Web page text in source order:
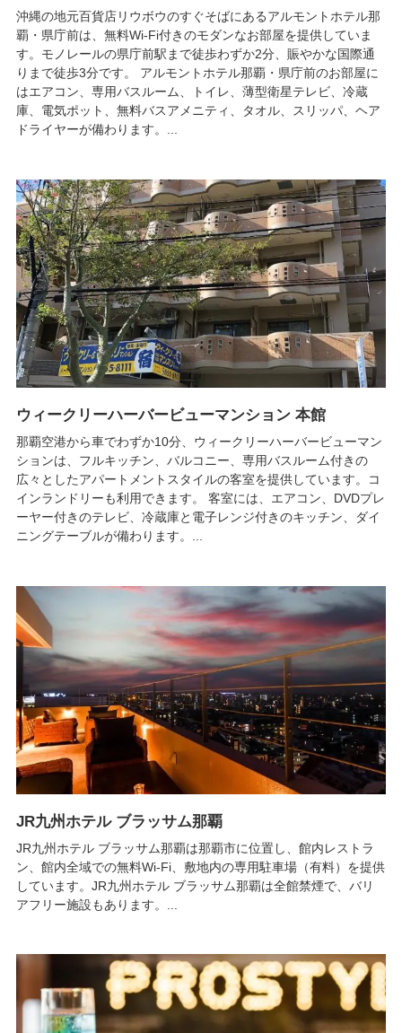
沖縄の地元百貨店リウボウのすぐそばにあるアルモントホテル那
覇・県庁前は、無料Wi-Fi付きのモダンなお部屋を提供していま
す。モノレールの県庁前駅まで徒歩わずか2分、賑やかな国際通
りまで徒歩3分です。 アルモントホテル那覇・県庁前のお部屋に
はエアコン、専用バスルーム、トイレ、薄型衛星テレビ、冷蔵
庫、電気ポット、無料バスアメニティ、タオル、スリッパ、ヘア
ドライヤーが備わります。...
ウィークリーハーバービューマンション 本館
那覇空港から車でわずか10分、ウィークリーハーバービューマン
ションは、フルキッチン、バルコニー、専用バスルーム付きの
広々としたアパートメントスタイルの客室を提供しています。コ
インランドリーも利用できます。 客室には、エアコン、DVDプレ
ーヤー付きのテレビ、冷蔵庫と電子レンジ付きのキッチン、ダイ
ニングテーブルが備わります。...
JR九州ホテル ブラッサム那覇
JR九州ホテル ブラッサム那覇は那覇市に位置し、館内レストラ
ン、館内全域での無料Wi-Fi、敷地内の専用駐車場（有料）を提供
しています。JR九州ホテル ブラッサム那覇は全館禁煙で、バリ
アフリー施設もあります。...